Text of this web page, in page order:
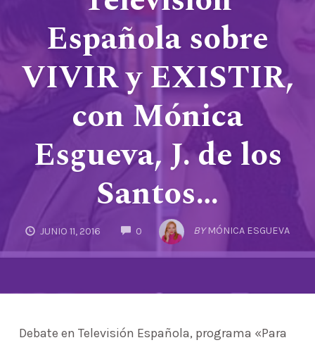
Española sobre
VIVIR y EXISTIR,
con Mónica
Esgueva, J. de los
Santos…
JUNIO 11, 2016 0COMMENTSBY MÓNICA ESGUEVA
Debate en Televisión Española, programa «Para